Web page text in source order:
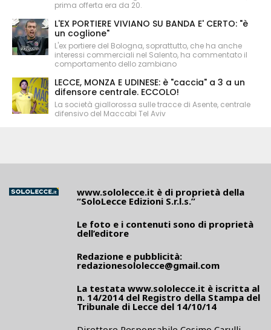
prima offerta era da 20.
L'EX PORTIERE VIVIANO SU BANDA E' CERTO: "è
un coglione"
L'ex portiere del Bologna, soprattutto, che ha anche
interessi commerciali nel Salento, ha commentato il
comportamento dello zambiano
LECCE, MONZA E UDINESE: è "caccia" a 3 a un
difensore centrale. ECCOLO!
La società giallorossa sulle tracce di Asente, centrale
difensivo del Maccabi Tel Aviv
www.sololecce.it è di proprietà della
“SoloLecce Edizioni S.r.l.s.”
Le foto e i contenuti sono di proprietà
dell’editore
Redazione e pubblicità:
redazionesololecce@gmail.com
La testata www.sololecce.it è iscritta al
n. 14/2014 del Registro della Stampa del
Tribunale di Lecce del 14/10/14